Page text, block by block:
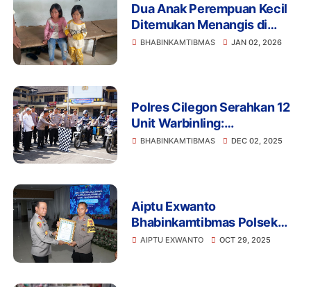
Dua Anak Perempuan Kecil
Ditemukan Menangis di
Porisgaga, Diserahkan ke
BHABINKAMTIBMAS JAN 02, 2026
Polres Cilegon Serahkan 12
Unit Warbinling:
Bhabinkamtibmas Dapat
BHABINKAMTIBMAS DEC 02, 2025
Aiptu Exwanto
Bhabinkamtibmas Polsek
Batuceper,Terima
AIPTU EXWANTO OCT 29, 2025